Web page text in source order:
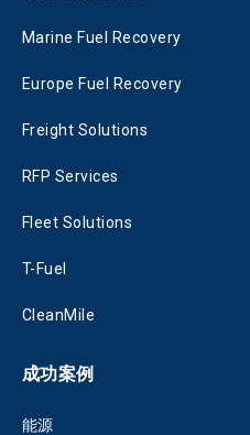
Marine Fuel Recovery
Europe Fuel Recovery
Freight Solutions
RFP Services
Fleet Solutions
T-Fuel
CleanMile
成功案例
能源